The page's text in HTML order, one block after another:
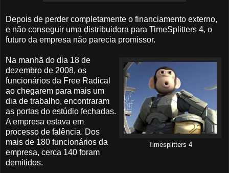
Depois de perder completamente o financiamento externo,
e não conseguir uma distribuidora para TimeSplitters 4, o
futuro da empresa não parecia promissor.
Timesplitters 4
Na manhã do dia 18 de
dezembro de 2008, os
funcionários da Free Radical
ao chegarem para mais um
dia de trabalho, encontraram
as portas do estúdio fechadas.
A empresa estava em
processo de falência. Dos
mais de 180 funcionários da
empresa, cerca 140 foram
demitidos.